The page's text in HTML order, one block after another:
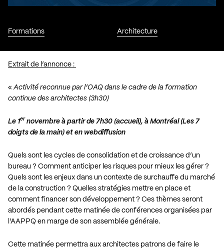
Formations Architecture
Extrait de l’annonce :
« Activité reconnue par l’OAQ dans le cadre de la formation
continue des architectes (3h30)
Le 1er novembre à partir de 7h30 (accueil), à Montréal (Les 7
doigts de la main) et en webdiffusion
Quels sont les cycles de consolidation et de croissance d’un
bureau ? Comment anticiper les risques pour mieux les gérer ?
Quels sont les enjeux dans un contexte de surchauffe du marché
de la construction ? Quelles stratégies mettre en place et
comment financer son développement ? Ces thèmes seront
abordés pendant cette matinée de conférences organisées par
l’AAPPQ en marge de son assemblée générale.
Cette matinée permettra aux architectes patrons de faire le